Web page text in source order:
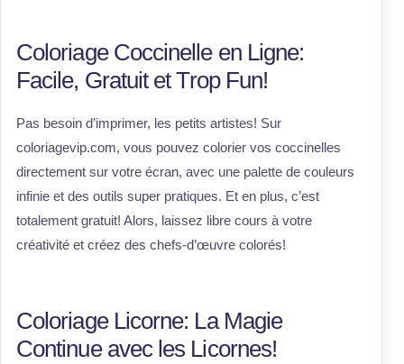
Coloriage Coccinelle en Ligne:
Facile, Gratuit et Trop Fun!
Pas besoin d’imprimer, les petits artistes! Sur
coloriagevip.com, vous pouvez colorier vos coccinelles
directement sur votre écran, avec une palette de couleurs
infinie et des outils super pratiques. Et en plus, c’est
totalement gratuit! Alors, laissez libre cours à votre
créativité et créez des chefs-d’œuvre colorés!
Coloriage Licorne: La Magie
Continue avec les Licornes!